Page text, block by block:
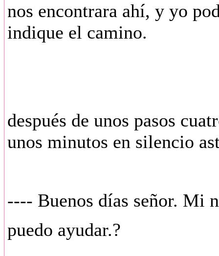
nos encontrara ahí, y yo
indique el camino.
después de unos pasos
unos minutos en silencio
---- Buenos días señor. Mi
puedo ayudar.?